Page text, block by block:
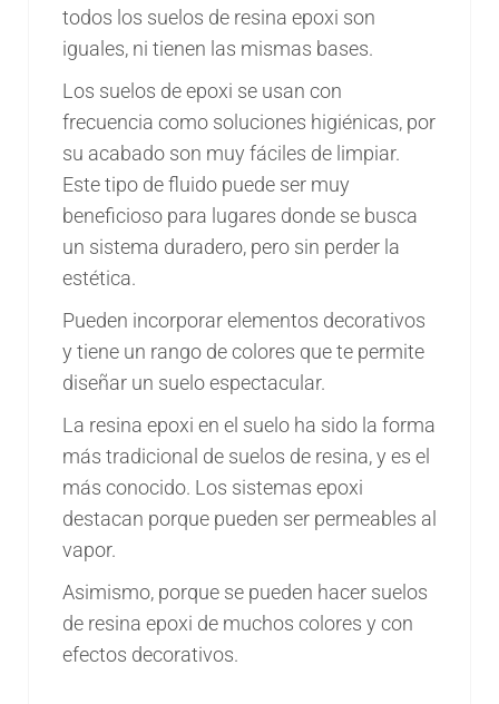
todos los suelos de resina epoxi son
iguales, ni tienen las mismas bases.
Los suelos de epoxi se usan con
frecuencia como soluciones higiénicas, por
su acabado son muy fáciles de limpiar.
Este tipo de fluido puede ser muy
beneficioso para lugares donde se busca
un sistema duradero, pero sin perder la
estética.
Pueden incorporar elementos decorativos
y tiene un rango de colores que te permite
diseñar un suelo espectacular.
La resina epoxi en el suelo ha sido la forma
más tradicional de suelos de resina, y es el
más conocido. Los sistemas epoxi
destacan porque pueden ser permeables al
vapor.
Asimismo, porque se pueden hacer suelos
de resina epoxi de muchos colores y con
efectos decorativos.